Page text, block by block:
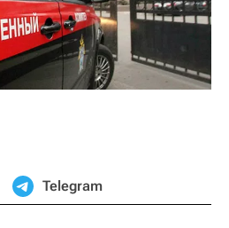
Telegram